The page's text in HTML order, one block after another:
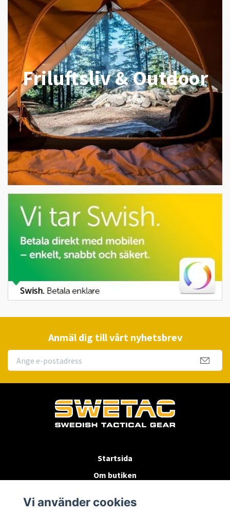
Friluftsliv & Outdoor
Anmäl dig till vårt nyhetsbrev
Startsida
Om butiken
Byten & Returer
Vi använder cookies